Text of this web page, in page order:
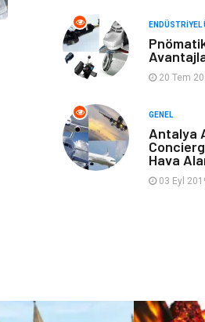
Ambalaj
Markalar
Bilişim
Servisleri
ENDÜSTRIYEL
20 Tem
GENEL
Antalya
Hava
03 Eyl